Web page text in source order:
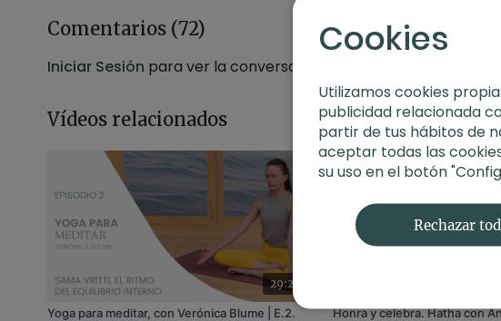
Comentarios (72)
Iniciar Sesión para ver la conversación
Vídeos relacionados
29:22
Yoga para meditar, con Verónica Blume | E.2.
Honra y celebra. Hatha con
Cookies
Utilizamos cookies
publicidad relacionada
partir de tus hábitos de
aceptar todas las
su uso en el botón
Rechazar